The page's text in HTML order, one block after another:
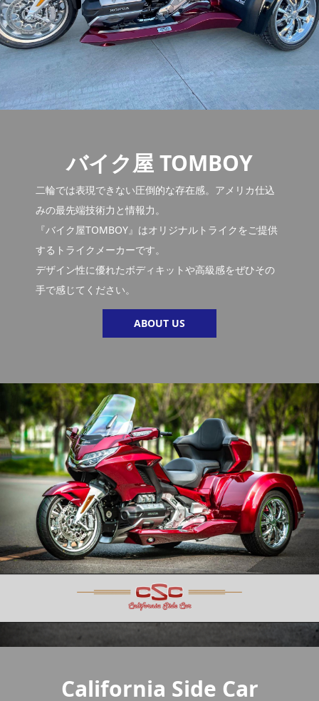
バイク屋 TOMBOY
二輪では表現できない圧倒的な存在感。アメリカ仕込
みの最先端技術力と情報力。
『バイク屋TOMBOY』はオリジナルトライクをご提供
するトライクメーカーです。
デザイン性に優れたボディキットや高級感をぜひその
手で感じてください。
ABOUT US